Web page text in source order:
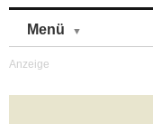
Menü